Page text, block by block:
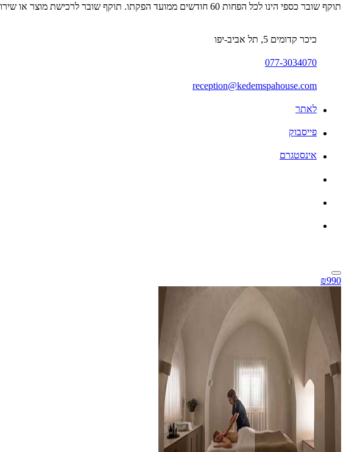
תוקף שובר כספי הינו לכל הפחות 60 חודשים ממועד הפקתו. תוקף שובר לרכישת מוצר או שירות מסויים יהיה לכל הפחות 24 חודשים ממועד הפקתו
כיכר קדומים 5, תל אביב-יפו
077-3034070
reception@kedemspahouse.com
לאתר
פייסבוק
אינסטגרם
₪990